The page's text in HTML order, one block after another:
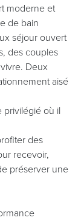
moderne et
de bain
séjour ouvert
des couples
Deux
aisé
privilégié où il
des
recevoir,
préserver une